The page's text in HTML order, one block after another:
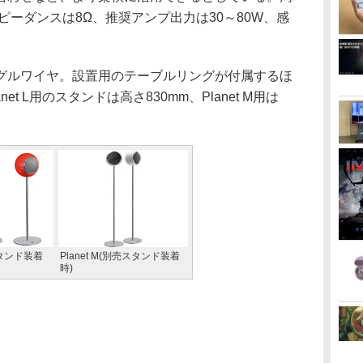
ーダンスは8Ω、推奨アンプ出力は30～80W、感
ワイヤ。設置用のテーブルリングが付属するほ
L用のスタンドは高さ830mm、Planet M用は
ンド装着
Planet M(別売スタンド装着
時)